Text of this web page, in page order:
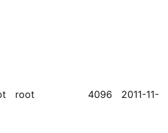
root      4096 2011-11-